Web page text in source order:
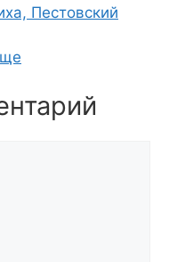
Пестовский